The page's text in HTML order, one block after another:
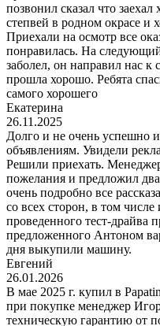
позвонил сказал что
степвей в родном окрасе и
Приехали на осмотр все
понравилась. На
заболел, он направил нас к
прошла хорошо. Ребята
самого хорошего
Екатерина
26.11.2025
Долго и не очень успешно
объявлениям. Увидели
Решили приехать.
пожелания и предложил
очень подробно все
со всех сторон, в том
проведенного тест-драйва
предложенного Антоном
дня выкупили машину.
Евгений
26.01.2026
В мае 2025 г. купил в
при покупке менеджер
техническую гарантию от